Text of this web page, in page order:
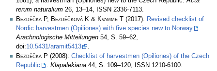
rerum naturalium 26, 13–14, ISSN 2336-7113.
Bezděčka P, Bezděčková K & Kvamme T
(2017): Revised checklist of
Nordic harvestmen (Opiliones) with five species new to Norway
.
Arachnologische Mitteilungen 54, S. 59–62,
doi:10.5431/aramit5413
.
Bezděčka P (2008): Checklist of harvestmen (Opiliones) of the Czech
Republic
. Klapalekiana 44, S. 109–120, ISSN 1210-6100.